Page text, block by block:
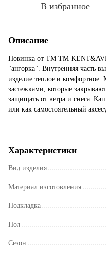
В избранное
Описание
Новинка от ТМ ТМ
"ангорка". Внутренняя часть
изделие теплое и
застежками, которые
защищать от ветра и снега.
или как самостоятельный
Характеристики
Вид изделия
Материал изготовления
Подкладка
Пол
Сезон